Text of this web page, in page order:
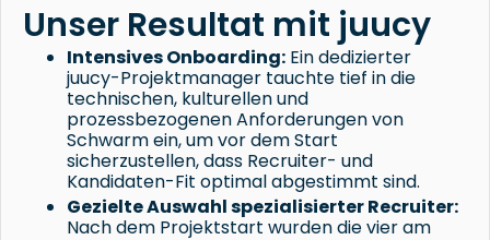
Unser Resultat mit juucy
Intensives Onboarding: Ein dedizierter
juucy-Projektmanager tauchte tief in die
technischen, kulturellen und
prozessbezogenen Anforderungen von
Schwarm ein, um vor dem Start
sicherzustellen, dass Recruiter- und
Kandidaten-Fit optimal abgestimmt sind.
Gezielte Auswahl spezialisierter Recruiter:
Nach dem Projektstart wurden die vier am